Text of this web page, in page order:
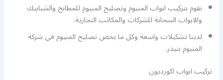
نقوم بتركيب ابواب المنيوم وتصليح المنيوم للمطابخ والشبابيك
والابواب السحابة للشركات والمكاتب التجارية.
لدينا تشكيلات واسعة وكل ما يخص تصليح المنيوم في شركة
المنيوم بنيدر.
تركيب ابواب اكورديون